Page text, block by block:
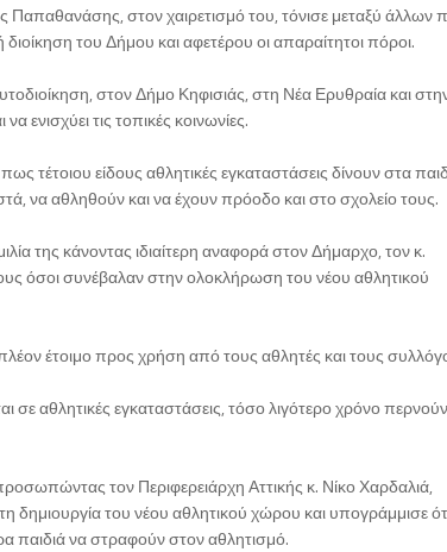
στον χαιρετισμό του, τόνισε μεταξύ άλλων
του Δήμου και αφετέρου οι απαραίτητοι πόροι.
στον Δήμο Κηφισιάς, στη Νέα Ερυθραία και
ενισχύει τις τοπικές κοινωνίες.
τέτοιου είδους αθλητικές εγκαταστάσεις δίνουν στα
να αθληθούν και να έχουν πρόοδο και στο σχολείο τους.
της κάνοντας ιδιαίτερη αναφορά στον Δήμαρχο, τον κ.
όσοι συνέβαλαν στην ολοκλήρωση του νέου αθλητικού
έτοιμο προς χρήση από τους αθλητές και τους
αθλητικές εγκαταστάσεις, τόσο λιγότερο χρόνο περνούν
τον Περιφερειάρχη Αττικής κ. Νίκο Χαρδαλιά,
δημιουργία του νέου αθλητικού χώρου και υπογράμμισε
παιδιά να στραφούν στον αθλητισμό.